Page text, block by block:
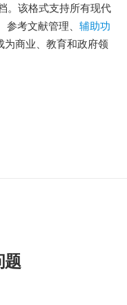
。该格式支持所有现代
考文献管理、 辅助功
为商业、教育和政府领
题